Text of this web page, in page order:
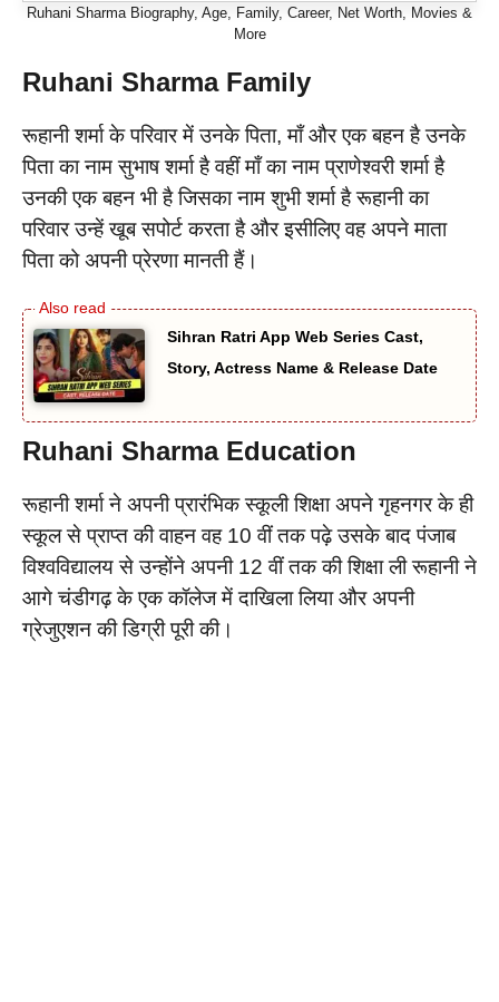
Ruhani Sharma Biography, Age, Family, Career, Net Worth, Movies &
More
Ruhani Sharma Family
रूहानी शर्मा के परिवार में उनके पिता, माँ और एक बहन है उनके
पिता का नाम सुभाष शर्मा है वहीं माँ का नाम प्राणेश्वरी शर्मा है
उनकी एक बहन भी है जिसका नाम शुभी शर्मा है रूहानी का
परिवार उन्हें खूब सपोर्ट करता है और इसीलिए वह अपने माता
पिता को अपनी प्रेरणा मानती हैं।
Sihran Ratri App Web Series Cast,
Story, Actress Name & Release Date
Ruhani Sharma Education
रूहानी शर्मा ने अपनी प्रारंभिक स्कूली शिक्षा अपने गृहनगर के ही
स्कूल से प्राप्त की वाहन वह 10 वीं तक पढ़े उसके बाद पंजाब
विश्वविद्यालय से उन्होंने अपनी 12 वीं तक की शिक्षा ली रूहानी ने
आगे चंडीगढ़ के एक कॉलेज में दाखिला लिया और अपनी
ग्रेजुएशन की डिग्री पूरी की।